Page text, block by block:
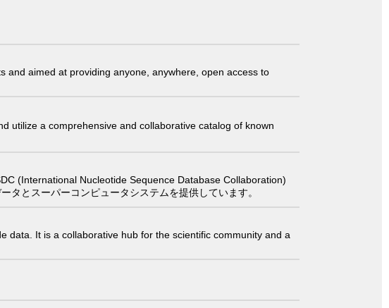
and aimed at providing anyone, anywhere, open access to
utilize a comprehensive and collaborative catalog of known
(International Nucleotide Sequence Database Collaboration)
タとスーパーコンピュータシステムを提供しています。
data. It is a collaborative hub for the scientific community and a